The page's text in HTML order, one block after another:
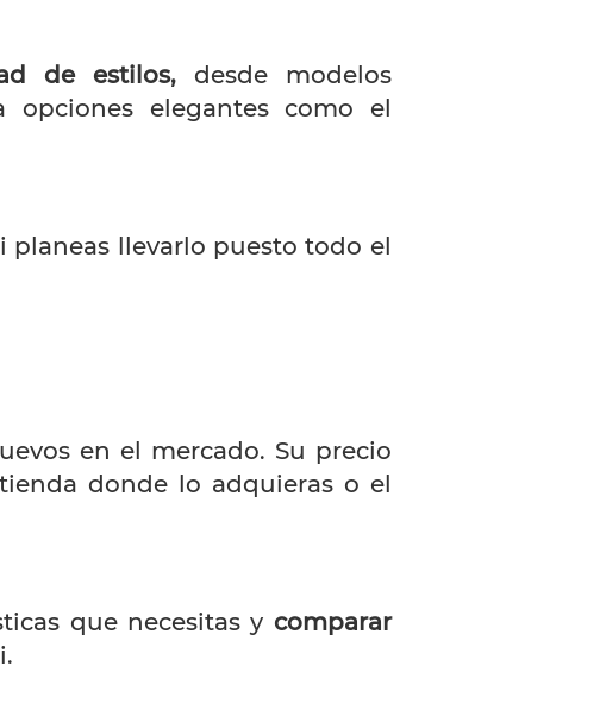
de estilos,desde modelos
opciones elegantes como el
planeas llevarlo puesto todo el
en el mercado. Su precio
donde lo adquieras o el
que necesitas y comparar